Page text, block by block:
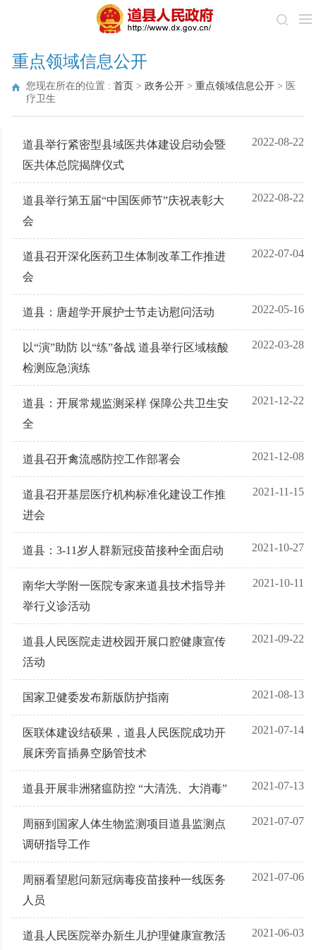
重点领域信息公开
您现在所在的位置 : 首页 > 政务公开 > 重点领域信息公开 > 医
疗卫生
道县举行紧密型县域医共体建设启动会暨
医共体总院揭牌仪式
2022-08-22
道县举行第五届“中国医师节”庆祝表彰大
会
2022-08-22
道县召开深化医药卫生体制改革工作推进
会
2022-07-04
道县：唐超学开展护士节走访慰问活动 2022-05-16
以“演”助防 以“练”备战 道县举行区域核酸
检测应急演练
2022-03-28
道县：开展常规监测采样 保障公共卫生安
全
2021-12-22
道县召开禽流感防控工作部署会 2021-12-08
道县召开基层医疗机构标准化建设工作推
进会
2021-11-15
道县：3-11岁人群新冠疫苗接种全面启动 2021-10-27
南华大学附一医院专家来道县技术指导并
举行义诊活动
2021-10-11
道县人民医院走进校园开展口腔健康宣传
活动
2021-09-22
国家卫健委发布新版防护指南 2021-08-13
医联体建设结硕果，道县人民医院成功开
展床旁盲插鼻空肠管技术
2021-07-14
道县开展非洲猪瘟防控 “大清洗、大消毒” 2021-07-13
周丽到国家人体生物监测项目道县监测点
调研指导工作
2021-07-07
周丽看望慰问新冠病毒疫苗接种一线医务
人员
2021-07-06
道县人民医院举办新生儿护理健康宣教活 2021-06-03